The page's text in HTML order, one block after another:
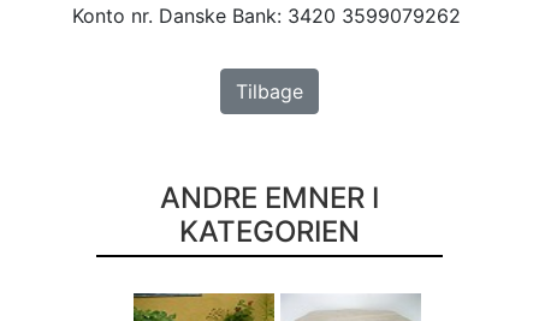
Konto nr. Danske Bank: 3420 3599079262
Tilbage
ANDRE EMNER I
KATEGORIEN